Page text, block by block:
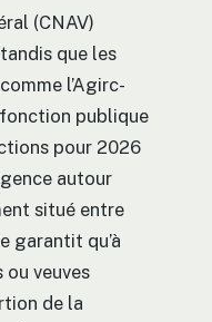
(CNAV)
que les
l’Agirc-
publique
pour 2026
autour
situé entre
garantit qu’à
veuves
de la